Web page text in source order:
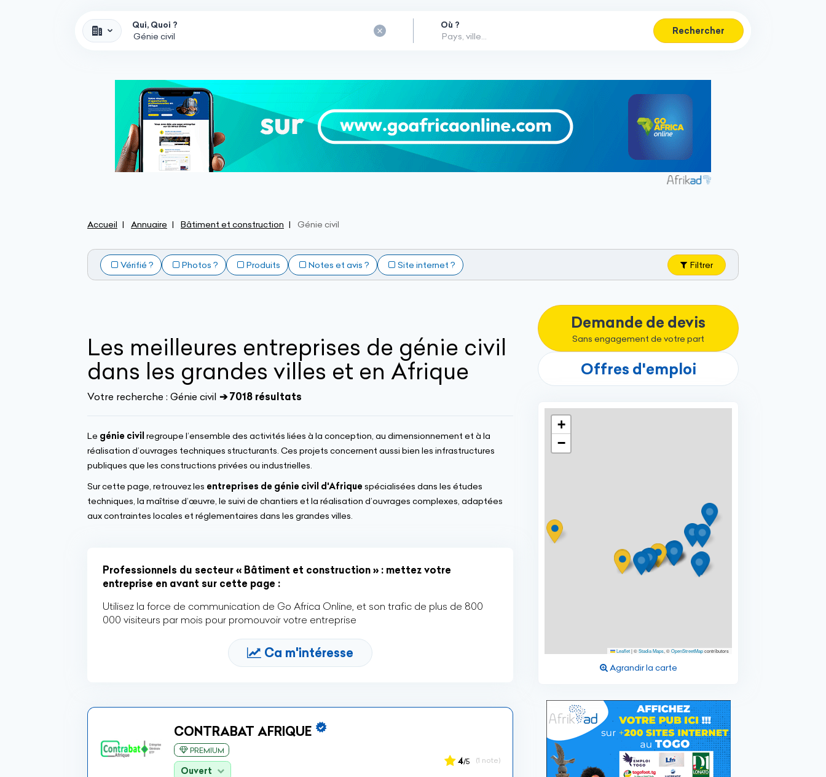
Qui, Quoi ? Où ?
Rechercher
Accueil Annuaire Bâtiment et construction Génie civil
Vérifié ? Photos ? Produits Notes et avis ? Site internet ? Filtrer
Les meilleures entreprises de génie civil
dans les grandes villes et en Afrique
Votre recherche : Génie civil ➔ 7018 résultats
Le génie civil regroupe l’ensemble des activités liées à la conception, au dimensionnement et à la
réalisation d’ouvrages techniques structurants. Ces projets concernent aussi bien les infrastructures
publiques que les constructions privées ou industrielles.
Sur cette page, retrouvez les entreprises de génie civil d'Afrique spécialisées dans les études
techniques, la maîtrise d’œuvre, le suivi de chantiers et la réalisation d’ouvrages complexes, adaptées
aux contraintes locales et réglementaires dans les grandes villes.
Professionnels du secteur « Bâtiment et construction » : mettez votre
entreprise en avant sur cette page :
Utilisez la force de communication de Go Africa Online, et son trafic de plus de 800
000 visiteurs par mois pour promouvoir votre entreprise
Ca m'intéresse
CONTRABAT AFRIQUE
PREMIUM
Ouvert
4/5 (1 note)
Demande de devis
Sans engagement de votre part
Offres d'emploi
+
−
Leaflet|©Stadia Maps, ©OpenStreetMapcontributors
Agrandir la carte